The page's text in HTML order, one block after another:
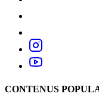
CONTENUS